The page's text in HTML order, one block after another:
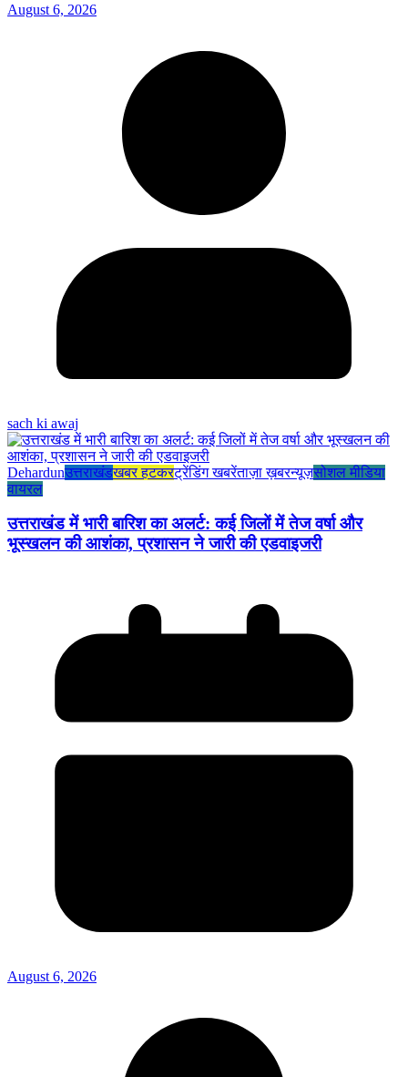
August 6, 2026
sach ki awaj
Dehardunउत्तराखंडखबर हटकरट्रेंडिंग खबरेंताज़ा ख़बरन्यूज़सोशल मीडिया
वायरल
उत्तराखंड में भारी बारिश का अलर्ट: कई जिलों में तेज वर्षा और
भूस्खलन की आशंका, प्रशासन ने जारी की एडवाइजरी
August 6, 2026